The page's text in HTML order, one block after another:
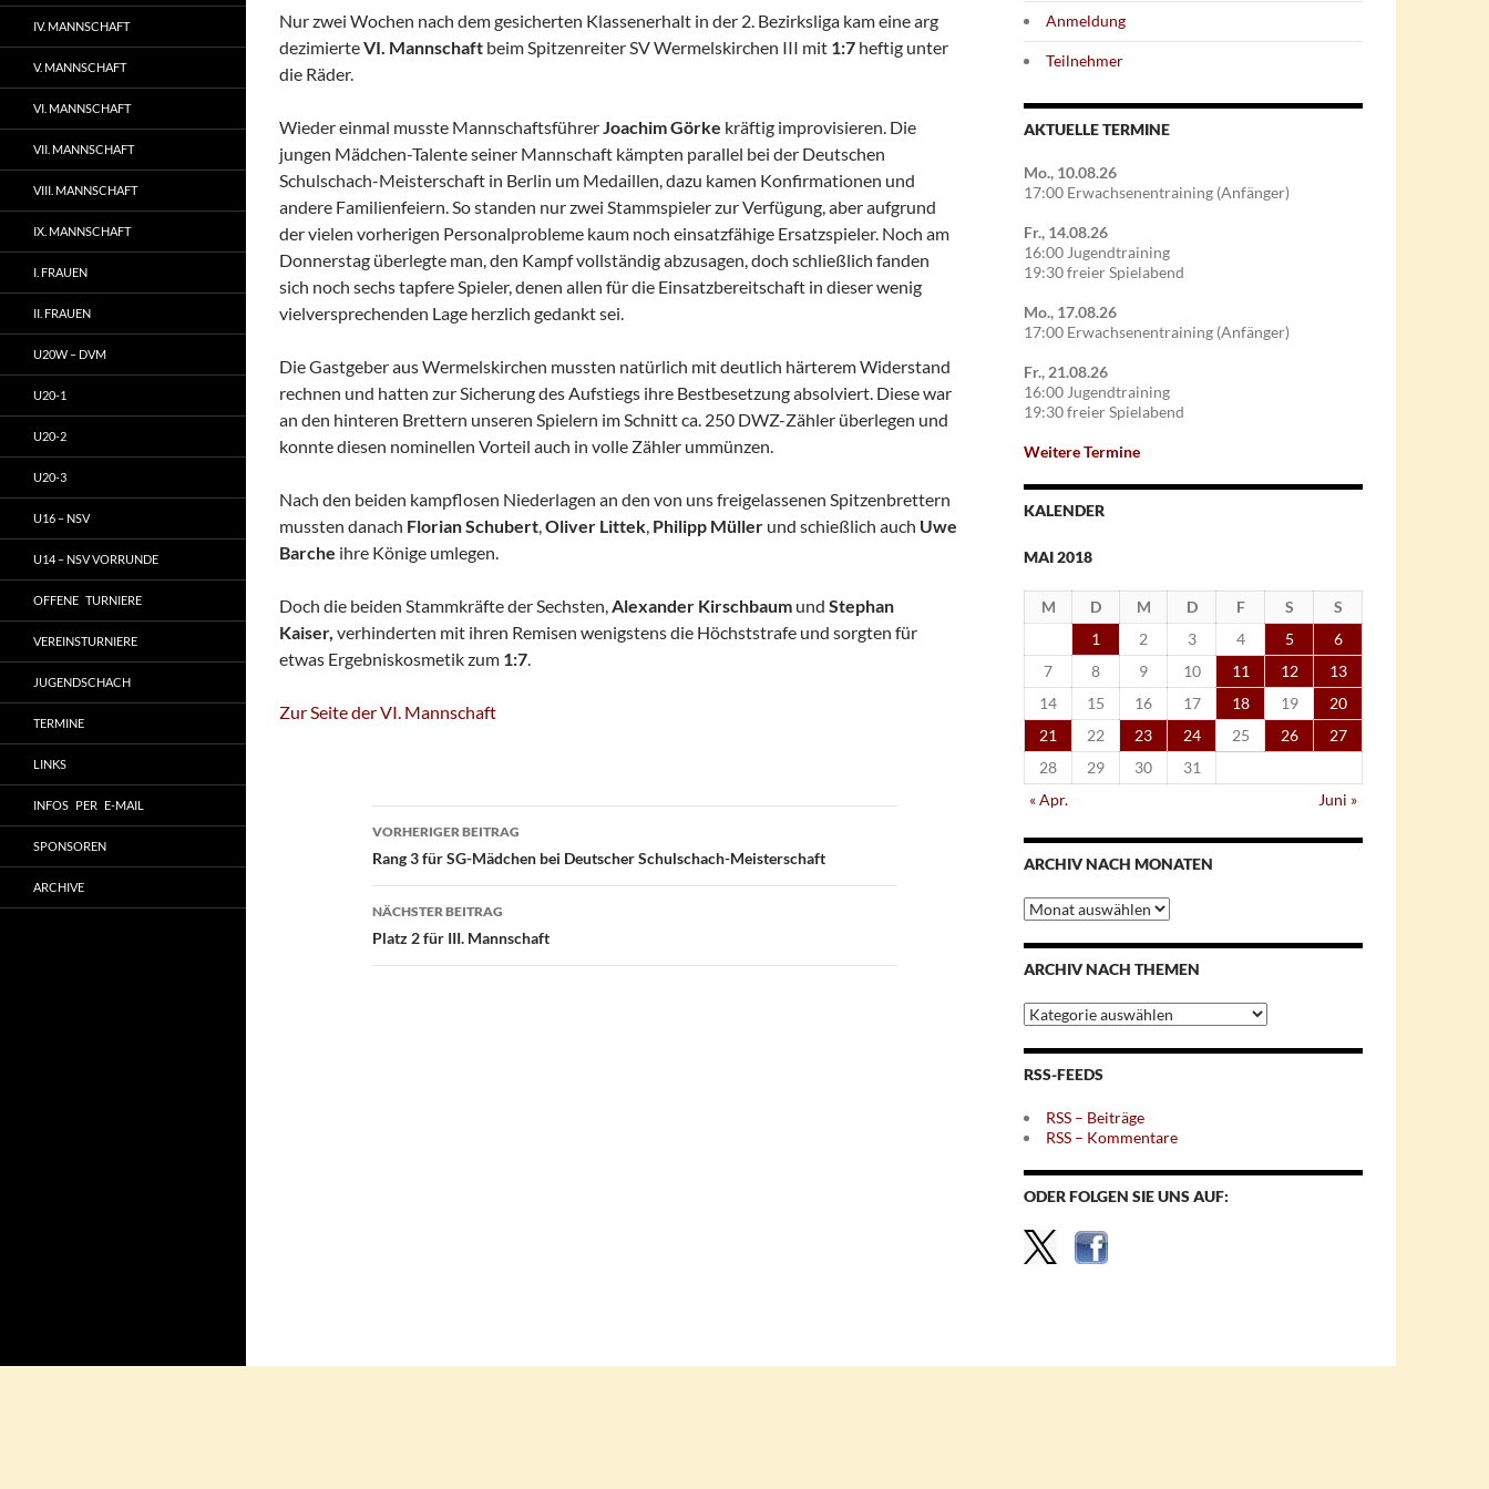
Nur zwei Wochen nach dem gesicherten Klassenerhalt in der 2. Bezirksliga kam eine arg
dezimierteVI. Mannschaft beim Spitzenreiter SV Wermelskirchen III mit 1:7 heftig unter
die Räder.
Wieder einmal musste MannschaftsführerJoachim Görke kräftig improvisieren. Die
jungen Mädchen-Talente seiner Mannschaft kämpten parallel bei der Deutschen
Schulschach-Meisterschaft in Berlin um Medaillen, dazu kamen Konfirmationen und
andere Familienfeiern. So standen nur zwei Stammspieler zur Verfügung, aber aufgrund
der vielen vorherigen Personalprobleme kaum noch einsatzfähige Ersatzspieler. Noch am
Donnerstag überlegte man, den Kampf vollständig abzusagen, doch schließlich fanden
sich noch sechs tapfere Spieler, denen allen für die Einsatzbereitschaft in dieser wenig
vielversprechenden Lage herzlich gedankt sei.
Die Gastgeber aus Wermelskirchen mussten natürlich mit deutlich härterem Widerstand
rechnen und hatten zur Sicherung des Aufstiegs ihre Bestbesetzung absolviert. Diese war
an den hinteren Brettern unseren Spielern im Schnitt ca. 250 DWZ-Zähler überlegen und
konnte diesen nominellen Vorteil auch in volle Zähler ummünzen.
Nach den beiden kampflosen Niederlagen an den von uns freigelassenen Spitzenbrettern
mussten danach Florian Schubert,Oliver Littek, Philipp Müller und schießlich auch Uwe
Barche ihre Könige umlegen.
Doch die beiden Stammkräfte der Sechsten,Alexander Kirschbaum und Stephan
Kaiser, verhinderten mit ihren Remisen wenigstens die Höchststrafe und sorgten für
etwas Ergebniskosmetik zum 1:7.
Zur Seite der VI. Mannschaft
Beitragsnavigation
VORHERIGER BEITRAG
Rang 3 für SG-Mädchen bei Deutscher Schulschach-Meisterschaft
NÄCHSTER BEITRAG
Platz 2 für III. Mannschaft
Anmeldung
Teilnehmer
AKTUELLE TERMINE
Mo., 10.08.26
17:00 Erwachsenentraining (Anfänger)
Fr., 14.08.26
16:00 Jugendtraining
19:30 freier Spielabend
Mo., 17.08.26
17:00 Erwachsenentraining (Anfänger)
Fr., 21.08.26
16:00 Jugendtraining
19:30 freier Spielabend
Weitere Termine
KALENDER
MAI 2018
M D M D F S
S
1
2 3 4 5
6
7
8 9 10 11 12
13
14
15 16 17 18 19
20
21
22 23 24 25 26
27
28
29 30
31
« Apr.
Juni »
ARCHIV NACH MONATEN
Archiv
nach
Monaten
ARCHIV NACH THEMEN
Archiv
nach
Themen
RSS-FEEDS
RSS – Beiträge
RSS – Kommentare
ODER FOLGEN SIE UNS AUF:
IV. MANNSCHAFT
V. MANNSCHAFT
VI. MANNSCHAFT
VII. MANNSCHAFT
VIII. MANNSCHAFT
IX. MANNSCHAFT
I. FRAUEN
II. FRAUEN
U20W – DVM
U20-1
U20-2
U20-3
U16 – NSV
U14 – NSV VORRUNDE
OFFENE TURNIERE
VEREINSTURNIERE
JUGENDSCHACH
TERMINE
LINKS
INFOS PER E-MAIL
SPONSOREN
ARCHIVE